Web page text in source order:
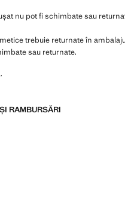
nu pot fi schimbate sau
trebuie returnate în
sau returnate.
RAMBURSĂRI